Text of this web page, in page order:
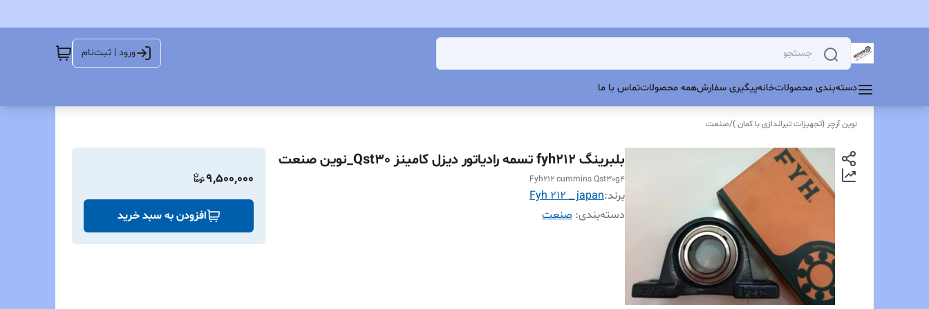
ورود | ثبت‌نام
دسته‌بندی محصولاتخانهپیگیری سفارشهمه محصولاتتماس با ما
نوین آرچر (تجهیزات تیراندازی با کمان )/صنعت
بلبرینگ fyh212 تسمه رادیاتور دیزل کامینز Qst30_نوین صنعت
Fyh212 cummins Qst30g4
برند:Fyh 212 _ japan
دسته‌بندی: صنعت
9,500,000
افزودن به سبد خرید